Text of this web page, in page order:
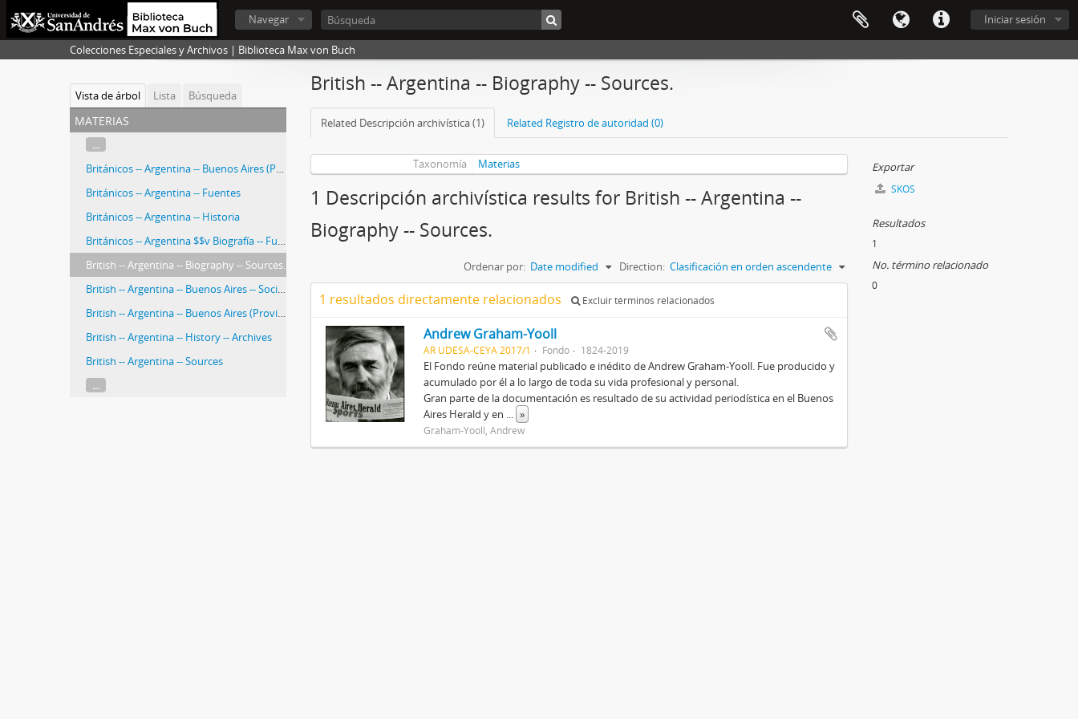
Iniciar sesión
Navegar
Colecciones Especiales y Archivos | Biblioteca Max von Buch
Vista de árbol Lista Búsqueda
materias
...
Británicos -- Argentina -- Buenos Aires (Provincia) -- Sociedades, etc.
Británicos -- Argentina -- Fuentes
Británicos -- Argentina -- Historia
Británicos -- Argentina $$v Biografía -- Fuentes.
British -- Argentina -- Biography -- Sources.
British -- Argentina -- Buenos Aires -- Societies, etc.
British -- Argentina -- Buenos Aires (Province) -- Societies, etc.
British -- Argentina -- History -- Archives
British -- Argentina -- Sources
...
British -- Argentina -- Biography -- Sources.
Related Descripción archivística (1) Related Registro de autoridad (0)
Taxonomía Materias
1 Descripción archivística results for British -- Argentina --
Biography -- Sources.
Ordenar por: Date modified Direction: Clasificación en orden ascendente
1 resultados directamente relacionados Excluir términos relacionados
Andrew Graham-Yooll
AR UDESA-CEYA 2017/1 Fondo 1824-2019
El Fondo reúne material publicado e inédito de Andrew Graham-Yooll. Fue producido y
acumulado por él a lo largo de toda su vida profesional y personal.
Gran parte de la documentación es resultado de su actividad periodística en el Buenos
Aires Herald y en ... »
Graham-Yooll, Andrew
Exportar
SKOS
Resultados
1
No. término relacionado
0